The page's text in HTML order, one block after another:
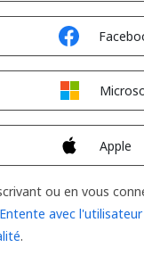
Apple
ou en vous
avec l'utilisateur
.